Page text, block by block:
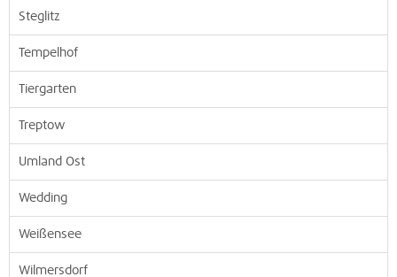
Steglitz
Tempelhof
Tiergarten
Treptow
Umland Ost
Wedding
Weißensee
Wilmersdorf